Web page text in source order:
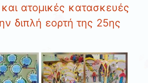
ατομικές κατασκευές
διπλή εορτή της 25ης